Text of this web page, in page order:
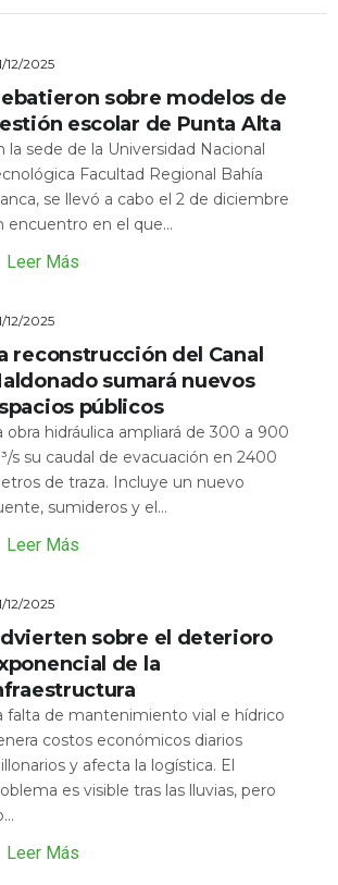
12/2025
sobre modelos de
escolar de Punta Alta
la sede de la Universidad Nacional
Facultad Regional Bahía
se llevó a cabo el 2 de diciembre
encuentro en el que...
Leer Más
12/2025
reconstrucción del Canal
sumará nuevos
públicos
obra hidráulica ampliará de 300 a 900
s su caudal de evacuación en 2400
de traza. Incluye un nuevo
sumideros y el...
Leer Más
12/2025
sobre el deterioro
de la
falta de mantenimiento vial e hídrico
costos económicos diarios
y afecta la logística. El
es visible tras las lluvias, pero
Leer Más